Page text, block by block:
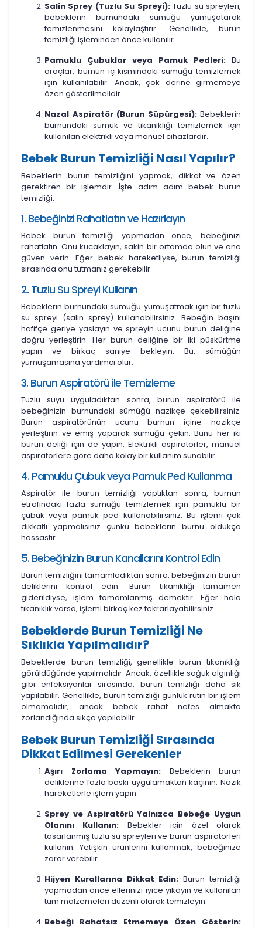
Salin Sprey (Tuzlu Su Spreyi):Tuzlu su spreyleri,
bebeklerin burnundaki sümüğü yumuşatarak
temizlenmesini kolaylaştırır. Genellikle, burun
temizliği işleminden önce kullanılır.
Pamuklu Çubuklar veya Pamuk Pedleri: Bu
araçlar, burnun iç kısmındaki sümüğü temizlemek
için kullanılabilir. Ancak, çok derine girmemeye
özen gösterilmelidir.
Nazal Aspiratör (Burun Süpürgesi):Bebeklerin
burnundaki sümük ve tıkanıklığı temizlemek için
kullanılan elektrikli veya manuel cihazlardır.
Bebek Burun Temizliği Nasıl Yapılır?
Bebeklerin burun temizliğini yapmak, dikkat ve özen
gerektiren bir işlemdir. İşte adım adım bebek burun
temizliği:
1. Bebeğinizi Rahatlatın ve Hazırlayın
Bebek burun temizliği yapmadan önce, bebeğinizi
rahatlatın. Onu kucaklayın, sakin bir ortamda olun ve ona
güven verin. Eğer bebek hareketliyse, burun temizliği
sırasında onu tutmanız gerekebilir.
2. Tuzlu Su Spreyi Kullanın
Bebeklerin burnundaki sümüğü yumuşatmak için bir tuzlu
su spreyi (salin sprey) kullanabilirsiniz. Bebeğin başını
hafifçe geriye yaslayın ve spreyin ucunu burun deliğine
doğru yerleştirin. Her burun deliğine bir iki püskürtme
yapın ve birkaç saniye bekleyin. Bu, sümüğün
yumuşamasına yardımcı olur.
3. Burun Aspiratörü ile Temizleme
Tuzlu suyu uyguladıktan sonra, burun aspiratörü ile
bebeğinizin burnundaki sümüğü nazikçe çekebilirsiniz.
Burun aspiratörünün ucunu burnun içine nazikçe
yerleştirin ve emiş yaparak sümüğü çekin. Bunu her iki
burun deliği için de yapın. Elektrikli aspiratörler, manuel
aspiratörlere göre daha kolay bir kullanım sunabilir.
4. Pamuklu Çubuk veya Pamuk Ped Kullanma
Aspiratör ile burun temizliği yaptıktan sonra, burnun
etrafındaki fazla sümüğü temizlemek için pamuklu bir
çubuk veya pamuk ped kullanabilirsiniz. Bu işlemi çok
dikkatli yapmalısınız çünkü bebeklerin burnu oldukça
hassastır.
5. Bebeğinizin Burun Kanallarını Kontrol Edin
Burun temizliğini tamamladıktan sonra, bebeğinizin burun
deliklerini kontrol edin. Burun tıkanıklığı tamamen
giderildiyse, işlem tamamlanmış demektir. Eğer hala
tıkanıklık varsa, işlemi birkaç kez tekrarlayabilirsiniz.
Bebeklerde Burun Temizliği Ne
Sıklıkla Yapılmalıdır?
Bebeklerde burun temizliği, genellikle burun tıkanıklığı
görüldüğünde yapılmalıdır. Ancak, özellikle soğuk algınlığı
gibi enfeksiyonlar sırasında, burun temizliği daha sık
yapılabilir. Genellikle, burun temizliği günlük rutin bir işlem
olmamalıdır, ancak bebek rahat nefes almakta
zorlandığında sıkça yapılabilir.
Bebek Burun Temizliği Sırasında
Dikkat Edilmesi Gerekenler
Aşırı Zorlama Yapmayın: Bebeklerin burun
deliklerine fazla baskı uygulamaktan kaçının. Nazik
hareketlerle işlem yapın.
Sprey ve Aspiratörü Yalnızca Bebeğe Uygun
Olanını Kullanın: Bebekler için özel olarak
tasarlanmış tuzlu su spreyleri ve burun aspiratörleri
kullanın. Yetişkin ürünlerini kullanmak, bebeğinize
zarar verebilir.
Hijyen Kurallarına Dikkat Edin: Burun temizliği
yapmadan önce ellerinizi iyice yıkayın ve kullanılan
tüm malzemeleri düzenli olarak temizleyin.
Bebeği Rahatsız Etmemeye Özen Gösterin: